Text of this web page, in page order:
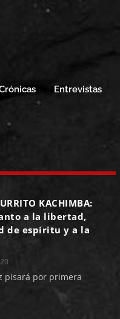
Entrevistas
KACHIMBA:
a la libertad,
de espíritu y a la
pisará por primera